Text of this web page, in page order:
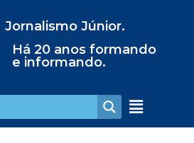
Jornalismo Júnior.
Há 20 anos formando
e informando.